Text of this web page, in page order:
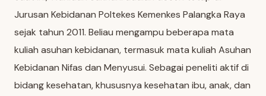
Jurusan Kebidanan Poltekes Kemenkes Palangka Raya
sejak tahun 2011. Beliau mengampu beberapa mata
kuliah asuhan kebidanan, termasuk mata kuliah Asuhan
Kebidanan Nifas dan Menyusui. Sebagai peneliti aktif di
bidang kesehatan, khususnya kesehatan ibu, anak, dan